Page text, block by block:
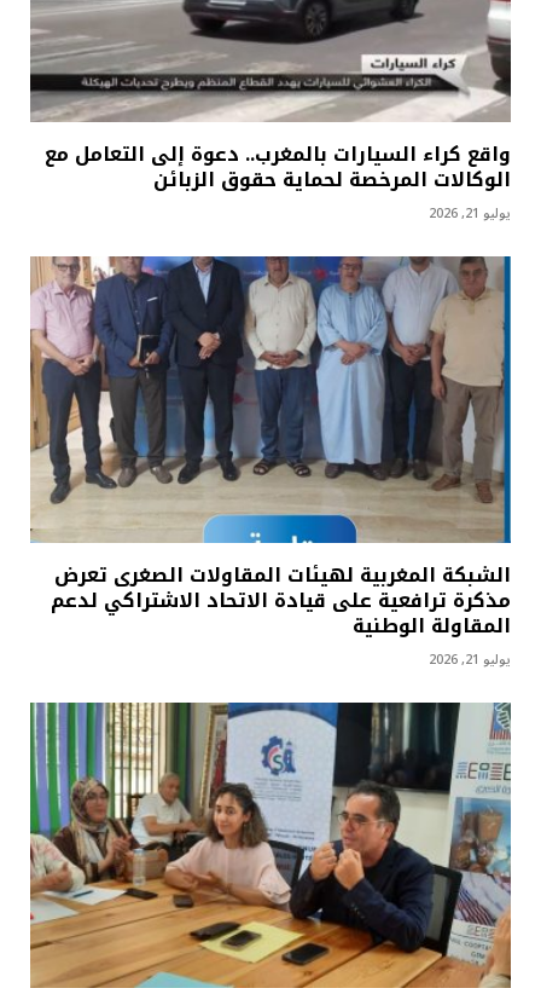
واقع كراء السيارات بالمغرب.. دعوة إلى التعامل مع
الوكالات المرخصة لحماية حقوق الزبائن
يوليو 21, 2026
الشبكة المغربية لهيئات المقاولات الصغرى تعرض
مذكرة ترافعية على قيادة الاتحاد الاشتراكي لدعم
المقاولة الوطنية
يوليو 21, 2026